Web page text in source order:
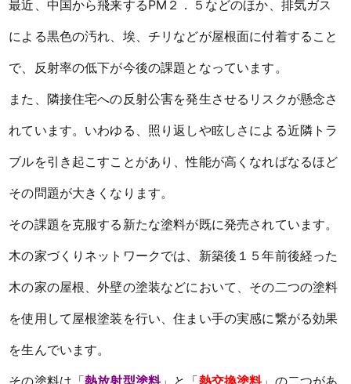
最近、中国から飛来するPM２．５などのほか、排気ガス
による黒色の汚れ、埃、チリなどが屋根面に付着すること
で、反射率の低下が今後の課題となっています。
また、隣接住宅への反射公害を発生させるリスクが懸念さ
れています。いわゆる、照り返しや眩しさによる近隣トラ
ブルを引き起こすことがあり、性能が高くなればなるほど
その問題が大きくなります。
その課題を克服する新たな塗料が既に発売されています。
木の家づくりネットワークでは、新築後１５年前後経った
木の家の屋根、外壁の塗装などにおいて、その二つの塗料
を使用して屋根塗装を行い、住まい手の実感に繋がる効果
を生んでいます。
その塗料は「熱放射型塗料」と「熱交換塗料」の二つがあ